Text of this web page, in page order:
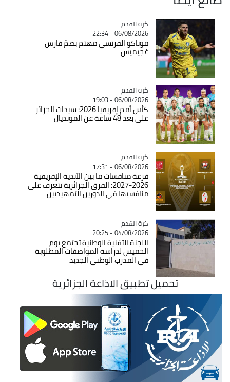
Catégorie
كرة القدم
06/08/2026 - 22:34
موناكو الفرنسي مهتم بضمّ فارس
غجيميس
Catégorie
كرة القدم
06/08/2026 - 19:03
كأس أمم إفريقيا 2026: سيدات الجزائر
على بعد 48 ساعة عن المونديال
Catégorie
كرة القدم
06/08/2026 - 17:31
قرعة منافسات ما بين الأندية الإفريقية
2026-2027: الفرق الجزائرية تتعرف على
منافسيها في الدورين التمهيديين
Catégorie
كرة القدم
04/08/2026 - 20:25
اللجنة التقنية الوطنية تجتمع يوم
الخميس لدراسة المواصفات المطلوبة
في المدرب الوطني الجديد
تحميل تطبيق الاذاعة الجزائرية